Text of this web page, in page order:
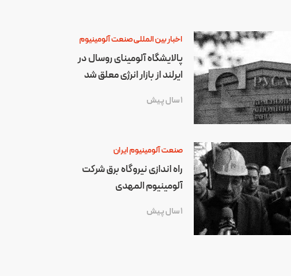
اخبار بین المللی صنعت آلومینیوم
پالایشگاه آلومینای روسال در
ایرلند از بازار انرژی معلق شد
1 سال پیش
صنعت آلومینیوم ایران
راه اندازی نیروگاه برق شرکت
آلومینیوم المهدی
1 سال پیش